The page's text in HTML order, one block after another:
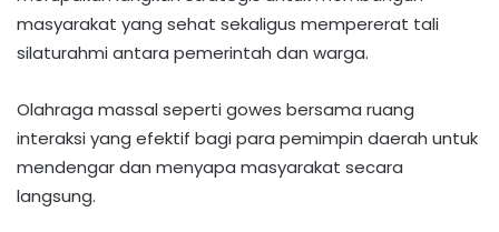
masyarakat yang sehat sekaligus mempererat tali
silaturahmi antara pemerintah dan warga.
Olahraga massal seperti gowes bersama ruang
interaksi yang efektif bagi para pemimpin daerah untuk
mendengar dan menyapa masyarakat secara
langsung.